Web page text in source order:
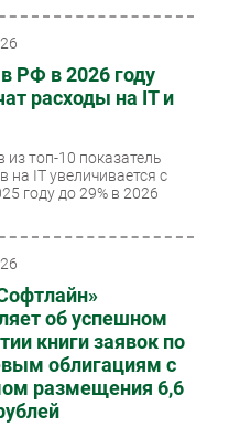
РФ в 2026 году
расходы на IT и
из топ-10 показатель
на IT увеличивается с
году до 29% в 2026
об успешном
книги заявок по
облигациям с
размещения 6,6